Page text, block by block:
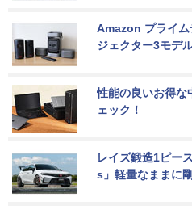
Amazon プライ
ジェクター3モデ
性能の良いお得な
ェック！
レイズ鍛造1ピー
s」軽量なままに